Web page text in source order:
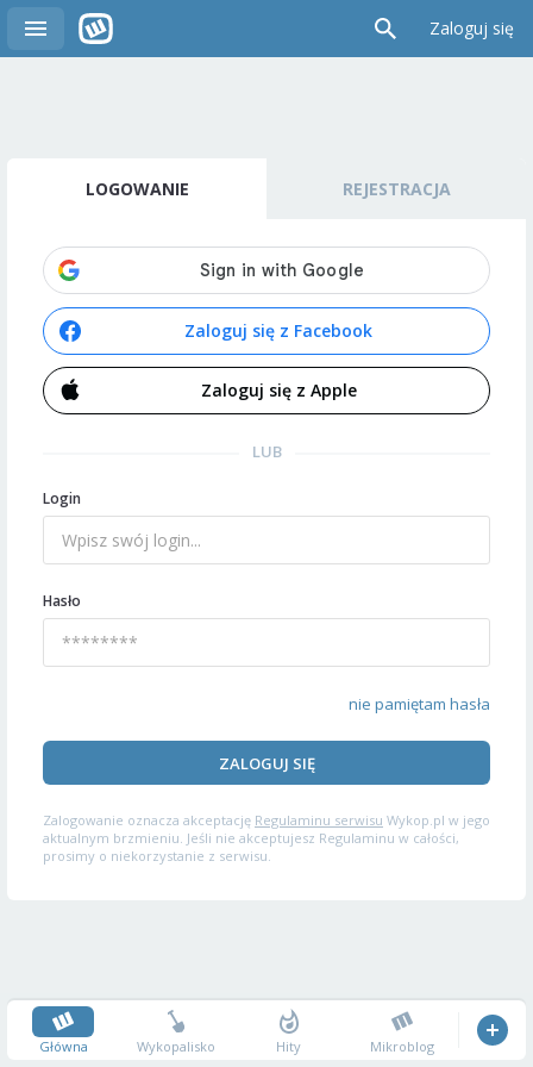
Zaloguj się
LOGOWANIE REJESTRACJA
Zaloguj się z Facebook
Zaloguj się z Apple
LUB
Login
Hasło
nie pamiętam hasła
ZALOGUJ SIĘ
Zalogowanie oznacza akceptację Regulaminu serwisu Wykop.pl w jego
aktualnym brzmieniu. Jeśli nie akceptujesz Regulaminu w całości,
prosimy o niekorzystanie z serwisu.
Główna Wykopalisko Hity Mikroblog